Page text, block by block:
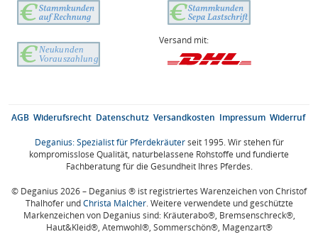
Versand mit:
AGB Widerufsrecht Datenschutz Versandkosten Impressum Widerruf
Deganius: Spezialist für Pferdekräuterseit 1995. Wir stehen für
kompromisslose Qualität, naturbelassene Rohstoffe und fundierte
Fachberatung für die Gesundheit Ihres Pferdes.
© Deganius 2026 – Deganius ® ist registriertes Warenzeichen von Christof
Thalhofer undChrista Malcher. Weitere verwendete und geschützte
Markenzeichen von Deganius sind: Kräuterabo®, Bremsenschreck®,
Haut&Kleid®, Atemwohl®, Sommerschön®, Magenzart®